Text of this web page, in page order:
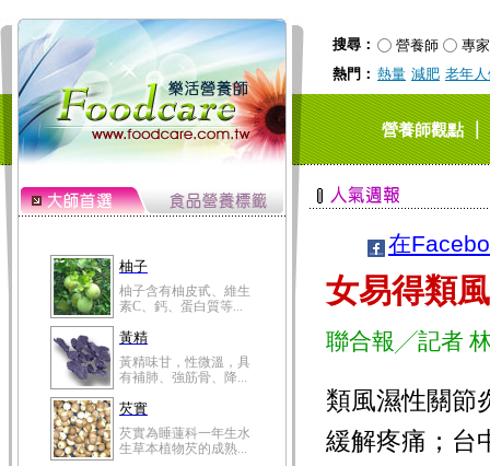
搜尋： 營養師
專家
熱門： 熱量 減肥 老年
營養師觀點｜
柚子
柚子含有柚皮甙、維生
素C、鈣、蛋白質等...
黃精
黃精味甘，性微溫，具
有補肺、強筋骨、降...
芡實
芡實為睡蓮科一年生水
生草本植物芡的成熟...
在
女易得類
聯合報╱記者
類風濕性關節
緩解疼痛；台